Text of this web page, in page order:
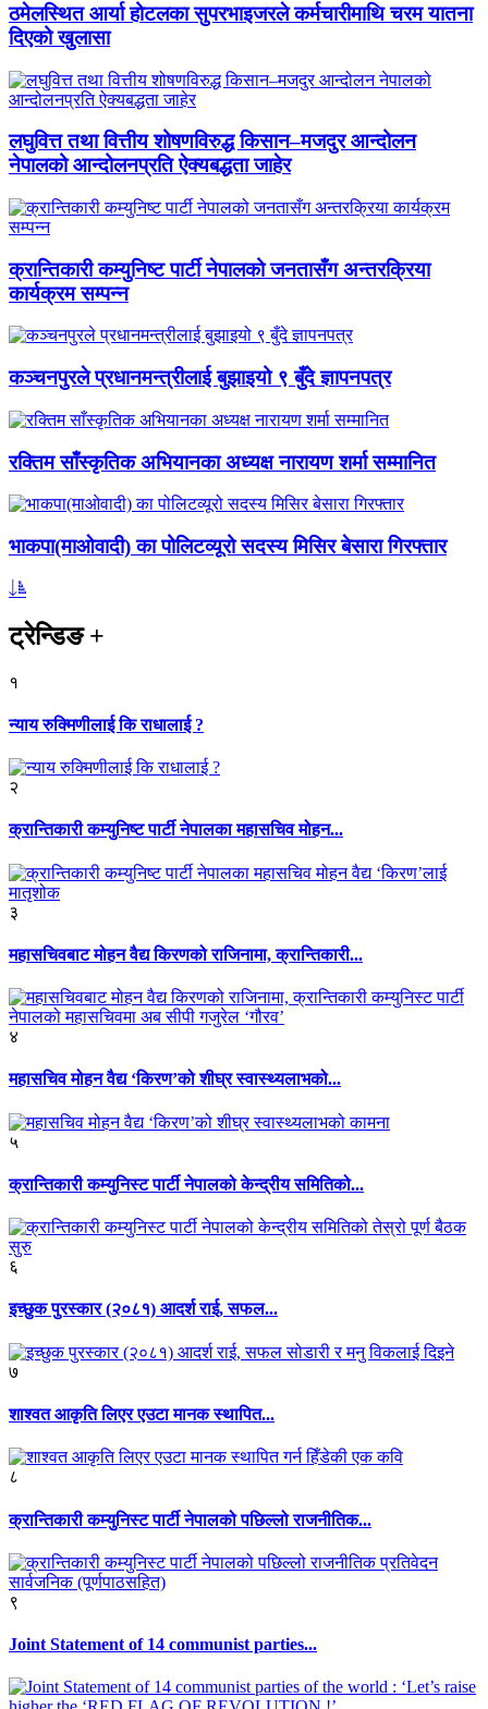
ठमेलस्थित आर्या होटलका सुपरभाइजरले कर्मचारीमाथि चरम यातना
दिएको खुलासा
लघुवित्त तथा वित्तीय शोषणविरुद्ध किसान–मजदुर आन्दोलन
नेपालको आन्दोलनप्रति ऐक्यबद्धता जाहेर
क्रान्तिकारी कम्युनिष्ट पार्टी नेपालको जनतासँग अन्तरक्रिया
कार्यक्रम सम्पन्न
कञ्चनपुरले प्रधानमन्त्रीलाई बुझाइयो ९ बुँदे ज्ञापनपत्र
रक्तिम साँस्कृतिक अभियानका अध्यक्ष नारायण शर्मा सम्मानित
भाकपा(माओवादी) का पोलिटव्यूरो सदस्य मिसिर बेसारा गिरफ्तार
ट्रेन्डिङ+
१
न्याय रुक्मिणीलाई कि राधालाई ?
२
क्रान्तिकारी कम्युनिष्ट पार्टी नेपालका महासचिव मोहन...
३
महासचिवबाट मोहन वैद्य किरणको राजिनामा, क्रान्तिकारी...
४
महासचिव मोहन वैद्य ‘किरण’को शीघ्र स्वास्थ्यलाभको...
५
क्रान्तिकारी कम्युनिस्ट पार्टी नेपालको केन्द्रीय समितिको...
६
इच्छुक पुरस्कार (२०८१) आदर्श राई, सफल...
७
शाश्वत आकृति लिएर एउटा मानक स्थापित...
८
क्रान्तिकारी कम्युनिस्ट पार्टी नेपालको पछिल्लो राजनीतिक...
९
Joint Statement of 14 communist parties...